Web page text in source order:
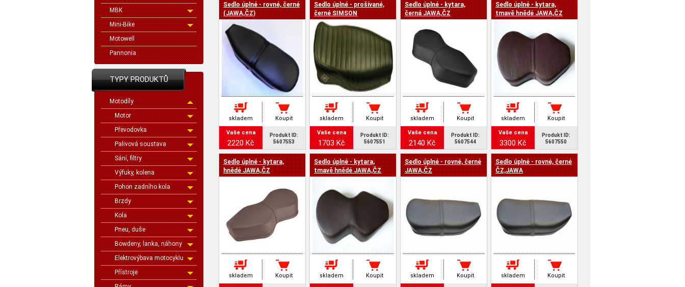
MBK
Mini-Bike
Motowell
Pannonia
TYPY PRODUKTŮ
Motodíly
Motor
Převodovka
Palivová soustava
Sání, filtry
Výfuky, kolena
Pohon zadního kola
Brzdy
Kola
Pneu, duše
Bowdeny, lanka, náhony
Elektrovýbava motocyklu
Přístroje
Sedlo úplné - rovné, černé
(JAWA,ČZ)
skladem Koupit
Vaše cena
2220 Kč
Produkt ID:
5607553
Sedlo úplné - prošívané,
černé SIMSON
skladem Koupit
Vaše cena
1703 Kč
Produkt ID:
5607551
Sedlo úplné - kytara,
černá JAWA,ČZ
skladem Koupit
Vaše cena
2140 Kč
Produkt ID:
5607544
Sedlo úplné - kytara,
tmavě hnědé JAWA,ČZ
skladem Koupit
Vaše cena
3300 Kč
Produkt ID:
5607550
Sedlo úplné - kytara,
hnědé JAWA,ČZ
skladem Koupit
Sedlo úplné - kytara,
tmavě hnědé JAWA,ČZ
skladem Koupit
Sedlo úplné - rovné, černé
JAWA,ČZ
skladem Koupit
Sedlo úplné - rovné, černé
ČZ,JAWA
skladem Koupit